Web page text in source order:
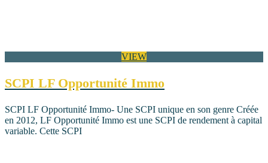
VIEW
SCPI LF Opportunité Immo
SCPI LF Opportunité Immo- Une SCPI unique en son genre Créée
en 2012, LF Opportunité Immo est une SCPI de rendement à capital
variable. Cette SCPI